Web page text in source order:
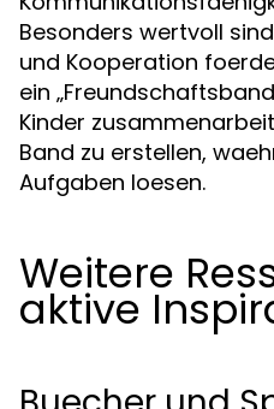
Besonders wertvoll
und Kooperation
ein
Kinder
Band zu erstellen,
Aufgaben loesen.
Weitere
aktive